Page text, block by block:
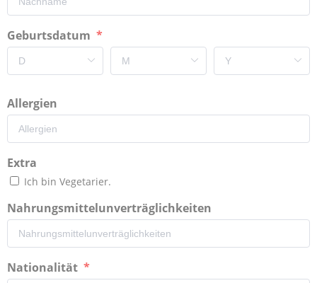
Geburtsdatum
Allergien
Extra
Ich bin Vegetarier.
Nahrungsmittelunverträglichkeiten
Nationalität